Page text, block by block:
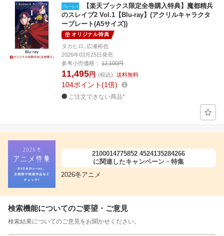
【楽天ブックス限定全巻購入特典】魔都精兵
のスレイブ2 Vol.1【Blu-ray】(アクリルキャラクタ
ープレート(A5サイズ))
オリジナル特典
タカヒロ, 広瀬裕也
2026年03月25日発売
参考小売価格：
12,100円
11,495円 (税込) 送料無料
104ポイント 1倍
ご注文できない商品*
2100014775852 4524135284266
に関連したキャンペーン・特集
2026冬アニメ
検索機能についてのご要望・ご意見
検索結果についてのご意見をお聞かせください。